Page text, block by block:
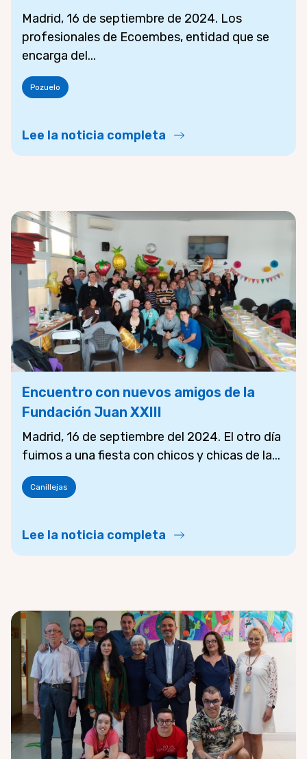
Madrid, 16 de septiembre de 2024. Los
profesionales de Ecoembes, entidad que se
encarga del...
Pozuelo
Lee la noticia completa
Encuentro con nuevos amigos de la
Fundación Juan XXIII
Madrid, 16 de septiembre del 2024. El otro día
fuimos a una fiesta con chicos y chicas de la...
Canillejas
Lee la noticia completa